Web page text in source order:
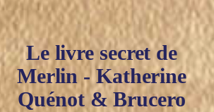
Le livre secret de
Merlin - Katherine
Quénot & Brucero